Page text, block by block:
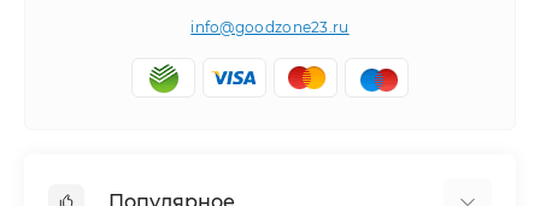
info@goodzone23.ru